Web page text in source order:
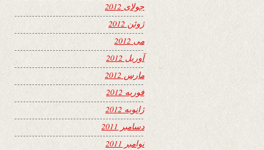
جولای 2012
ژوئن 2012
می 2012
آوریل 2012
مارس 2012
فوریه 2012
ژانویه 2012
دسامبر 2011
نوامبر 2011